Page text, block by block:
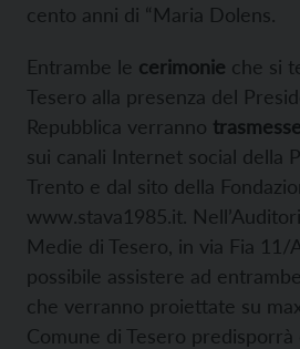
cento anni di “Maria Dolens.
Entrambe le cerimonie che si
Tesero alla presenza del
Repubblica verranno
sui canali Internet social della
Trento e dal sito della
www.stava1985.it.
Medie di Tesero, in via Fia 11/
possibile assistere ad
che verranno proiettate su
Comune di Tesero